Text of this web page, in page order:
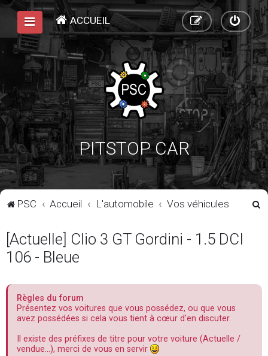
ACCUEIL
PITSTOP CAR
PSC Accueil L'automobile Vos véhicules
r
[Actuelle] Clio 3 GT Gordini - 1.5 DCI
106 - Bleue
Règles du forum
Présentez vos voitures que vous possédez, ou que vous
avez possédées si cela vous tient à cœur d'en discuter.
Il existe des préfixes de titre pour votre voiture (Actuelle /
vendue...), merci de vous en servir